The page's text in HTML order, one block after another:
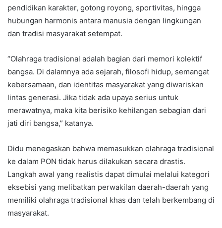
pendidikan karakter, gotong royong, sportivitas, hingga
hubungan harmonis antara manusia dengan lingkungan
dan tradisi masyarakat setempat.
“Olahraga tradisional adalah bagian dari memori kolektif
bangsa. Di dalamnya ada sejarah, filosofi hidup, semangat
kebersamaan, dan identitas masyarakat yang diwariskan
lintas generasi. Jika tidak ada upaya serius untuk
merawatnya, maka kita berisiko kehilangan sebagian dari
jati diri bangsa,” katanya.
Didu menegaskan bahwa memasukkan olahraga tradisional
ke dalam PON tidak harus dilakukan secara drastis.
Langkah awal yang realistis dapat dimulai melalui kategori
eksebisi yang melibatkan perwakilan daerah-daerah yang
memiliki olahraga tradisional khas dan telah berkembang di
masyarakat.